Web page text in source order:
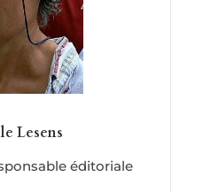
Lesens
éditoriale